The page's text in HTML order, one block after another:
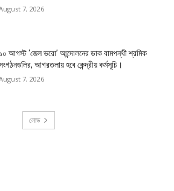
7, 2026
১০ আগস্ট ‘জেল ভরো’ আন্দোলনের ডাক বামপন্থী শ্রমিক
আগরতলায় হবে কেন্দ্রীয় কর্মসূচি।
7, 2026
লোড